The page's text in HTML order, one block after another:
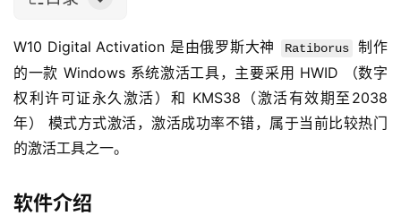
W10 Digital Activation 是由俄罗斯大神 Ratiborus
制作
的一款 Windows 系统激活工具，主要采用 HWID （数字
权利许可证永久激活）和 KMS38（激活有效期至2038
年） 模式方式激活，激活成功率不错，属于当前比较热门
的激活工具之一。
软件介绍